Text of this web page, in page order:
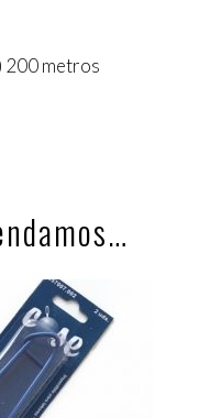
200 metros